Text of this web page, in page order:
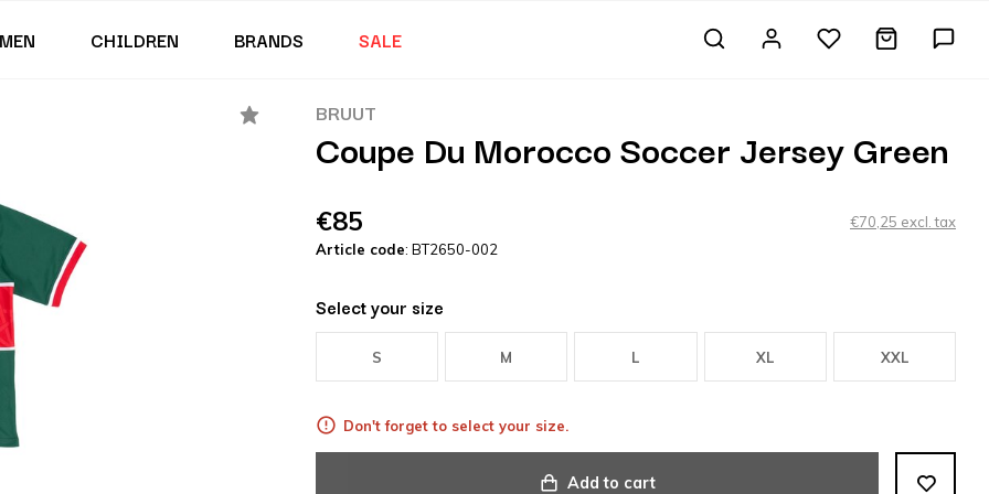
MEN CHILDREN BRANDS SALE
BRUUT
Coupe Du Morocco Soccer Jersey Green
€85
€70,25 excl. tax
Article code: BT2650-002
Select your size
S M L XL XXL
Don't forget to select your size.
Add to cart